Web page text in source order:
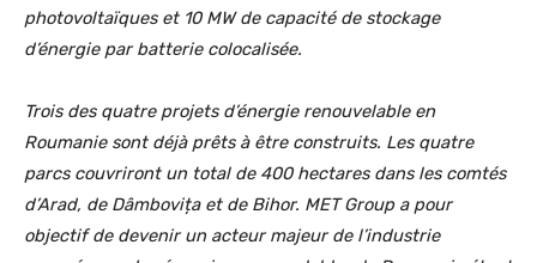
photovoltaïques et 10 MW de capacité de stockage
d’énergie par batterie colocalisée.
Trois des quatre projets d’énergie renouvelable en
Roumanie sont déjà prêts à être construits. Les quatre
parcs couvriront un total de 400 hectares dans les comtés
d’Arad, de Dâmbovița et de Bihor. MET Group a pour
objectif de devenir un acteur majeur de l’industrie